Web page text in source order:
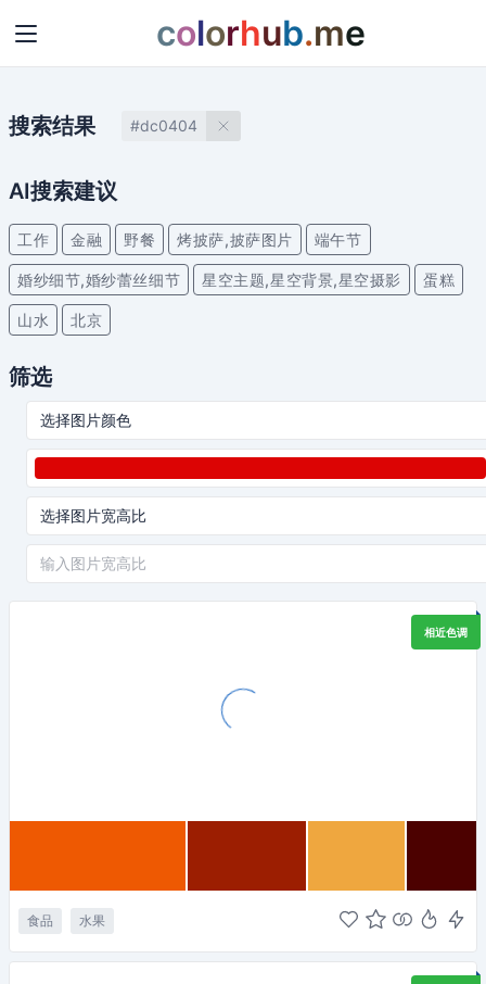
colorhub.me
搜索结果 #dc0404
AI搜索建议
工作 金融 野餐 烤披萨,披萨图片 端午节
婚纱细节,婚纱蕾丝细节 星空主题,星空背景,星空摄影 蛋糕
山水 北京
筛选
相近色调
食品 水果